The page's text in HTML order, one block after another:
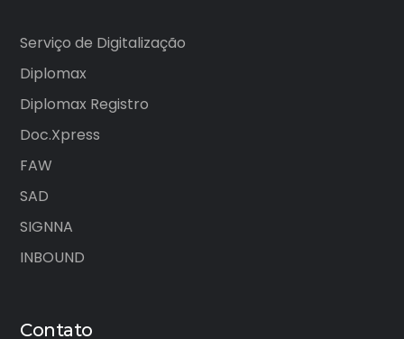
Serviço de Digitalização
Diplomax
Diplomax Registro
Doc.Xpress
FAW
SAD
SIGNNA
INBOUND
Contato